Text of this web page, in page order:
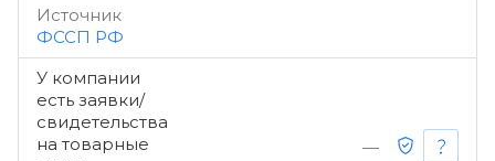
Источник
ФССП РФ
У компании
есть заявки/
свидетельства
на товарные
—